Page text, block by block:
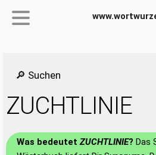
🔎 Suchen
ZUCHTLINIE
Was bedeutetZUCHTLINIE? Das